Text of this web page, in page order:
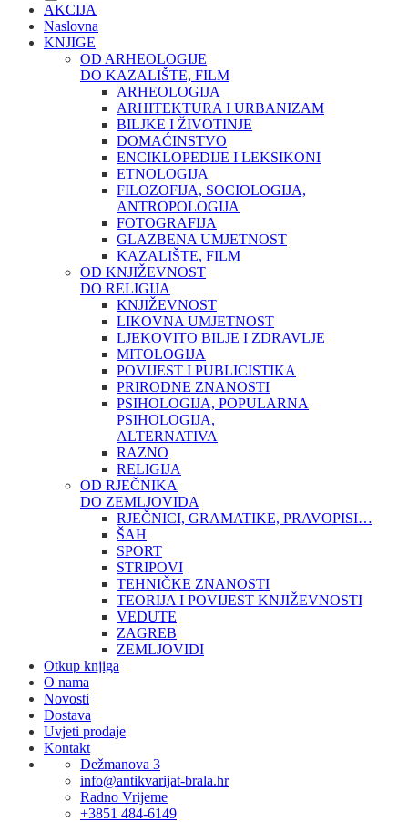
AKCIJA
Naslovna
KNJIGE
OD ARHEOLOGIJE
DO KAZALIŠTE, FILM
ARHEOLOGIJA
ARHITEKTURA I URBANIZAM
BILJKE I ŽIVOTINJE
DOMAĆINSTVO
ENCIKLOPEDIJE I LEKSIKONI
ETNOLOGIJA
FILOZOFIJA, SOCIOLOGIJA,
ANTROPOLOGIJA
FOTOGRAFIJA
GLAZBENA UMJETNOST
KAZALIŠTE, FILM
OD KNJIŽEVNOST
DO RELIGIJA
KNJIŽEVNOST
LIKOVNA UMJETNOST
LJEKOVITO BILJE I ZDRAVLJE
MITOLOGIJA
POVIJEST I PUBLICISTIKA
PRIRODNE ZNANOSTI
PSIHOLOGIJA, POPULARNA
PSIHOLOGIJA,
ALTERNATIVA
RAZNO
RELIGIJA
OD RJEČNIKA
DO ZEMLJOVIDA
RJEČNICI, GRAMATIKE, PRAVOPISI…
ŠAH
SPORT
STRIPOVI
TEHNIČKE ZNANOSTI
TEORIJA I POVIJEST KNJIŽEVNOSTI
VEDUTE
ZAGREB
ZEMLJOVIDI
Otkup knjiga
O nama
Novosti
Dostava
Uvjeti prodaje
Kontakt
Dežmanova 3
info@antikvarijat-brala.hr
Radno Vrijeme
+3851 484-6149